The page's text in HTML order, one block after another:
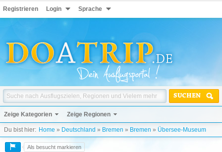
Registrieren Login Sprache
SUCHEN
Zeige Kategorien Zeige Regionen
Du bist hier: Home » Deutschland » Bremen » Bremen » Übersee-Museum
Als besucht markieren